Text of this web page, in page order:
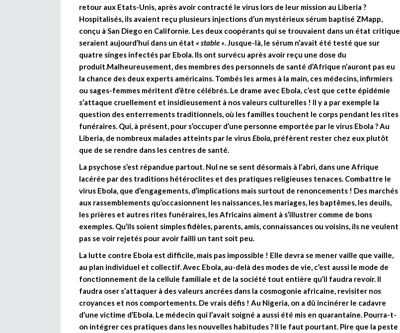
retour aux Etats-Unis, après avoir contracté le virus lors de leur mission au Liberia ?
Hospitalisés, ils avaient reçu plusieurs injections d’un mystérieux sérum baptisé ZMapp,
conçu à San Diego en Californie. Les deux coopérants qui se trouvaient dans un état critique,
seraient aujourd’hui dans un état « stable » . Jusque-là, le sérum n’avait été testé que sur
quatre singes infectés par Ebola. Ils ont survécu après avoir reçu une dose du
produit.Malheureusement, des membres des personnels de santé d’Afrique n’auront pas eu
la chance des deux experts américains. Tombés les armes à la main, ces médecins, infirmiers
ou sages-femmes méritent d’être célébrés. Le drame avec Ebola, c’est que cette épidémie
s’attaque cruellement et insidieusement à nos valeurs culturelles ! Il y a par exemple la
question des enterrements traditionnels, où les familles touchent le corps pendant les rites
funéraires. Qui, à présent, pour s’occuper d’une personne emportée par le virus Ebola ? Au
Liberia, de nombreux malades atteints par le virusEbola, préfèrent rester chez eux plutôt
que de se rendre dans les centres de santé.
La psychose s’est répandue partout. Nul ne se sent désormais à l’abri, dans une Afrique
lacérée par des traditions hétéroclites et des pratiques religieuses tenaces. Combattre le
virus Ebola, que d’engagements, d’implications mais surtout de renoncements ! Des marchés
aux rassemblements qu’occasionnent les naissances, les mariages, les baptêmes, les deuils,
les prières et autres rites funéraires, les Africains aiment à s’illustrer comme de bons
exemples. Qu’ils soient simples fidèles, parents, amis, connaissances ou voisins, ils ne veulent
pas se voir rejetés pour avoir failli un tant soit peu.
La lutte contre Ebola est difficile, mais pas impossible ! Elle devra se mener vaille que vaille,
au plan individuel et collectif. Avec Ebola, au-delà des modes de vie, c’est aussi le mode de
fonctionnement de la cellule familiale et de la société tout entière qu’il faudra revoir. Il
faudra oser s’attaquer à des valeurs ancrées dans la cosmogonie africaine, revisiter nos
croyances et nos comportements. De vrais défis ! Au Nigeria, on a dû incinérer le cadavre
d’une victime d’Ebola. Le médecin qui l’avait soigné a aussi été mis en quarantaine. Pourra-t-
on intégrer ces pratiques dans les nouvelles habitudes ? Il le faut pourtant. Pire que la peste